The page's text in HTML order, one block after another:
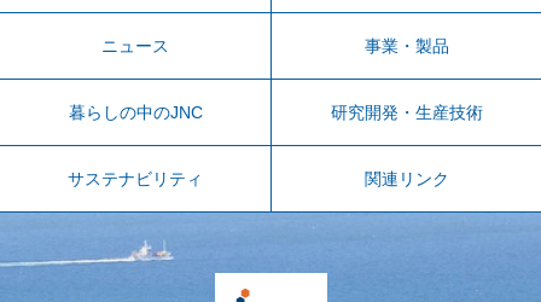
ニュース 事業・製品
暮らしの中のJNC 研究開発・生産技術
サステナビリティ 関連リンク